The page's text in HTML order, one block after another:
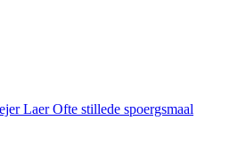
LaerOfte stillede spoergsmaal